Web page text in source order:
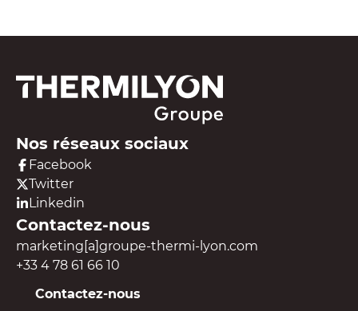
Nos réseaux sociaux
Facebook
Twitter
Linkedin
Contactez-nous
marketing[a]groupe-thermi-lyon.com
+33 4 78 61 66 10
Contactez-nous